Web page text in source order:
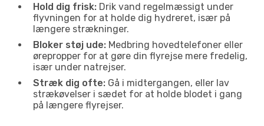
Hold dig frisk: Drik vand regelmæssigt under
flyvningen for at holde dig hydreret, især på
længere strækninger.
Bloker støj ude: Medbring hovedtelefoner eller
ørepropper for at gøre din flyrejse mere fredelig,
især under natrejser.
Stræk dig ofte: Gå i midtergangen, eller lav
strækøvelser i sædet for at holde blodet i gang
på længere flyrejser.